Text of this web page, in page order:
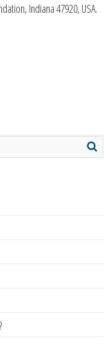
Indiana 47920, USA.